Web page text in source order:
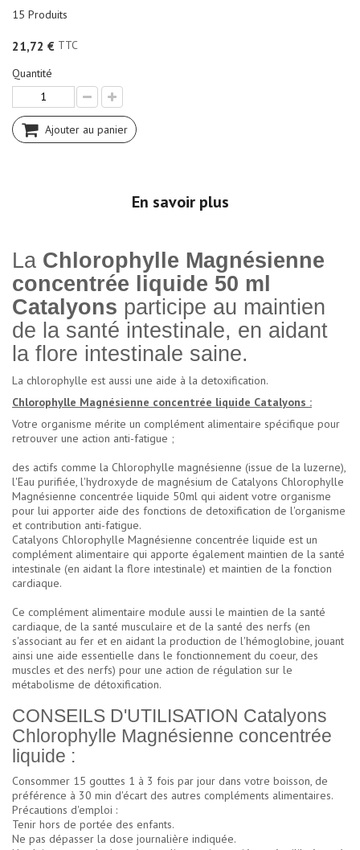
15 Produits
21,72 € TTC
Quantité
Ajouter au panier
En savoir plus
La Chlorophylle Magnésienne
concentrée liquide 50 ml
Catalyons participe au maintien
de la santé intestinale, en aidant
la flore intestinale saine.
La chlorophylle est aussi une aide à la detoxification.
Chlorophylle Magnésienne concentrée liquide Catalyons :
Votre organisme mérite un complément alimentaire spécifique pour
retrouver une action anti-fatigue ;
des actifs comme la Chlorophylle magnésienne (issue de la luzerne),
l'Eau purifiée, l'hydroxyde de magnésium de Catalyons Chlorophylle
Magnésienne concentrée liquide 50ml qui aident votre organisme
pour lui apporter aide des fonctions de detoxification de l'organisme
et contribution anti-fatigue.
Catalyons Chlorophylle Magnésienne concentrée liquide est un
complément alimentaire qui apporte également maintien de la santé
intestinale (en aidant la flore intestinale) et maintien de la fonction
cardiaque.
Ce complément alimentaire module aussi le maintien de la santé
cardiaque, de la santé musculaire et de la santé des nerfs (en
s'associant au fer et en aidant la production de l'hémoglobine, jouant
ainsi une aide essentielle dans le fonctionnement du coeur, des
muscles et des nerfs) pour une action de régulation sur le
métabolisme de détoxification.
CONSEILS D'UTILISATION Catalyons
Chlorophylle Magnésienne concentrée
liquide :
Consommer 15 gouttes 1 à 3 fois par jour dans votre boisson, de
préférence à 30 min d'écart des autres compléments alimentaires.
Précautions d'emploi :
Tenir hors de portée des enfants.
Ne pas dépasser la dose journalière indiquée.